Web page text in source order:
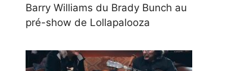
Barry Williams du Brady Bunch au
pré-show de Lollapalooza